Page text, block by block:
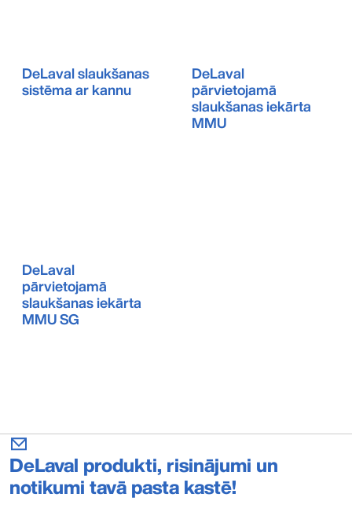
DeLaval slaukšanas
sistēma ar kannu
DeLaval
pārvietojamā
slaukšanas iekārta
MMU
DeLaval
pārvietojamā
slaukšanas iekārta
MMU SG
DeLaval produkti, risinājumi un
notikumi tavā pasta kastē!